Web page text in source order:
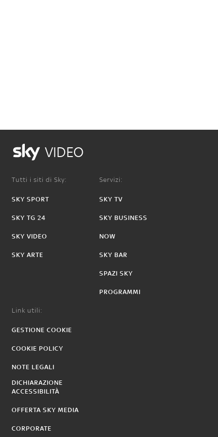
VIDEO
Tutti i siti di Sky:
SKY SPORT
SKY TG 24
SKY VIDEO
SKY ARTE
Servizi:
SKY TV
SKY BUSINESS
NOW
SKY BAR
SPAZI SKY
PROGRAMMI
Link utili:
GESTIONE COOKIE
COOKIE POLICY
NOTE LEGALI
DICHIARAZIONE
ACCESSIBILITÀ
OFFERTA SKY MEDIA
CORPORATE